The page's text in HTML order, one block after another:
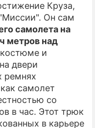
Круза,
Он сам
самолета на
метров над
и
двери
ремнях
самолет
со
в час. Этот трюк
в карьере